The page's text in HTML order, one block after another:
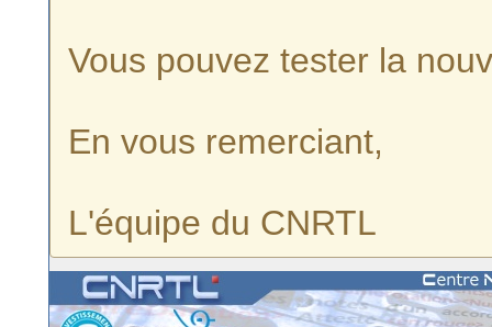
Vous pouvez tester la
En vous remerciant,
L'équipe du CNRTL